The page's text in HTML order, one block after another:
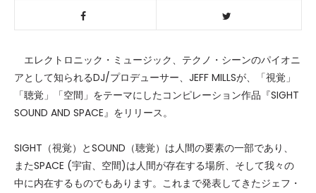
エレクトロニック・ミュージック、テクノ・シーンのパイオニ
アとして知られるDJ/プロデューサー、JEFF MILLSが、「視覚」
「聴覚」「空間」をテーマにしたコンピレーション作品『SIGHT
SOUND AND SPACE』をリリース。
SIGHT（視覚）とSOUND（聴覚）は人間の要素の一部であり、
またSPACE (宇宙、空間)は人間が存在する場所、そして我々の
中に内在するものでもあります。これまで発表してきたジェフ・